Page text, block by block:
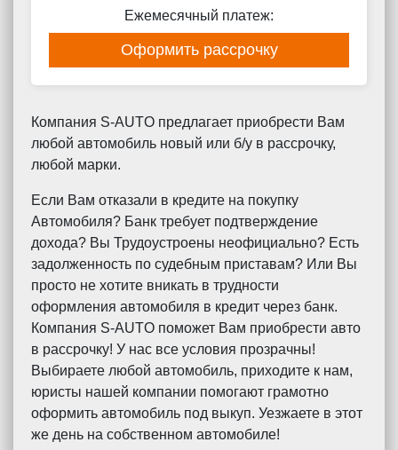
Ежемесячный платеж:
Оформить рассрочку
Компания S-AUTO предлагает приобрести Вам
любой автомобиль новый или б/у в рассрочку,
любой марки.
Если Вам отказали в кредите на покупку
Автомобиля? Банк требует подтверждение
дохода? Вы Трудоустроены неофициально? Есть
задолженность по судебным приставам? Или Вы
просто не хотите вникать в трудности
оформления автомобиля в кредит через банк.
Компания S-AUTO поможет Вам приобрести авто
в рассрочку! У нас все условия прозрачны!
Выбираете любой автомобиль, приходите к нам,
юристы нашей компании помогают грамотно
оформить автомобиль под выкуп. Уезжаете в этот
же день на собственном автомобиле!